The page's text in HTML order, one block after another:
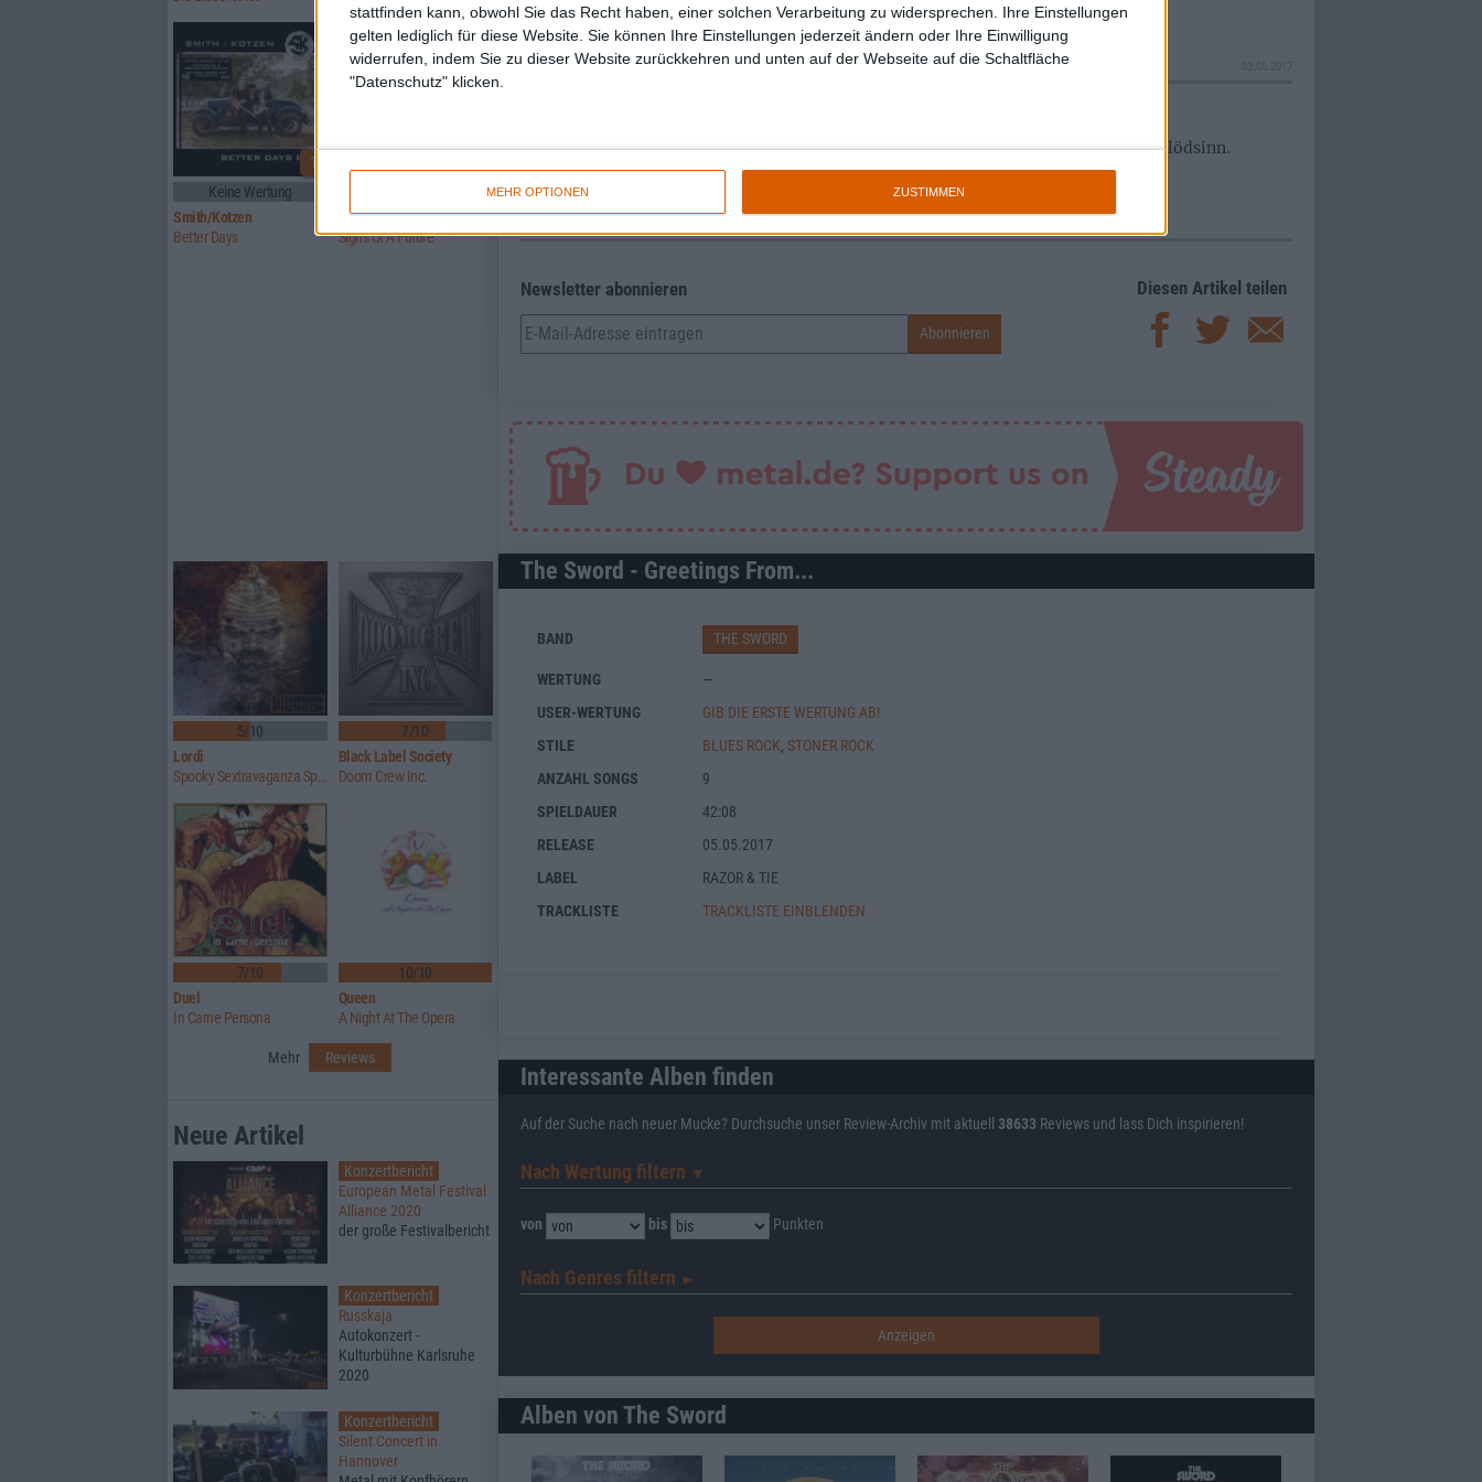
stattfinden kann, obwohl Sie das Recht haben, einer solchen Verarbeitung zu widersprechen. Ihre Einstellungen
gelten lediglich für diese Website. Sie können Ihre Einstellungen jederzeit ändern oder Ihre Einwilligung
widerrufen, indem Sie zu dieser Website zurückkehren und unten auf der Webseite auf die Schaltfläche
"Datenschutz" klicken.
MEHR OPTIONEN ZUSTIMMEN
Redakteur für Prog, Death, Grind, Industrial, Rock und albernen Blödsinn.
Newsletter abonnieren Diesen Artikel teilen
The Sword - Greetings From...
BAND THE SWORD
WERTUNG
—
USER-WERTUNG
GIB DIE ERSTE WERTUNG AB!
STILE
BLUES ROCK, STONER ROCK
ANZAHL SONGS
9
SPIELDAUER
42:08
RELEASE
05.05.2017
LABEL
RAZOR & TIE
TRACKLISTE
TRACKLISTE EINBLENDEN
Interessante Alben finden
Auf der Suche nach neuer Mucke? Durchsuche unser Review-Archiv mit aktuell 38633 Reviews und lass Dich inspirieren!
Nach Wertung filtern ▼︎
von bis Punkten
Nach Genres filtern ►︎
Alben von The Sword
1
Keine Wertung
Smith/Kotzen
Better Days
Signs Of Truth
Signs Of A Future
5/10
Lordi
Spooky Sextravaganza Spectacular
7/10
Black Label Society
Doom Crew Inc.
7/10
Duel
In Carne Persona
10/10
Queen
A Night At The Opera
Mehr Reviews
Neue Artikel
Konzertbericht
European Metal Festival
Alliance 2020
der große Festivalbericht
Konzertbericht
Russkaja
Autokonzert -
Kulturbühne Karlsruhe
2020
Konzertbericht
Silent Concert in
Hannover